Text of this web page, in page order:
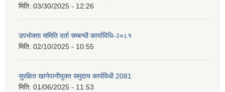
मिति: 03/30/2025 - 12:26
उपभोक्ता समिति दर्ता सम्बन्धी कार्याविधि-२०८१
मिति: 02/10/2025 - 10:55
सुरक्षित खानेपानीयुक्त समुदाय कार्यविधी 2081
मिति: 01/06/2025 - 11:53